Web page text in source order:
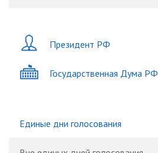
Президент РФ
Государственная Дума РФ
Единые дни голосования